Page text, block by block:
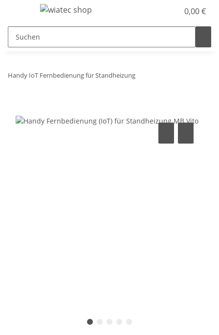
0,00 €
Handy IoT Fernbedienung für Standheizung